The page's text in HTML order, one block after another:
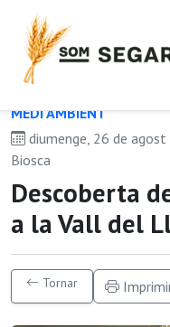
MEDI AMBIENT
diumenge, 26 de
Biosca
Descoberta
a la Vall del
Tornar